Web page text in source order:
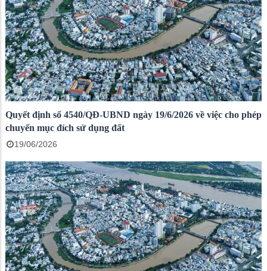
Quyết định số 4540/QĐ-UBND ngày 19/6/2026 về việc cho phép
chuyển mục đích sử dụng đất
19/06/2026